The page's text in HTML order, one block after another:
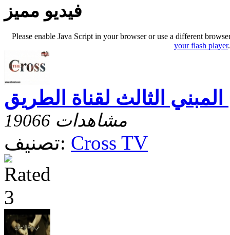
فيديو مميز
Please enable Java Script in your browser or use a different
your flash player.
المبني الثالث لقناة الطريق
19066 مشاهدات
تصنيف: Cross TV